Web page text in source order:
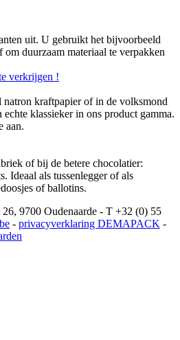
uit. U gebruikt het bijvoorbeeld
om duurzaam materiaal te verpakken
kraftpapier of in de volksmond
klassieker in ons product gamma.
aan.
of bij de betere chocolatier:
Ideaal als tussenlegger of als
of ballotins.
9700 Oudenaarde - T +32 (0) 55
- privacyverklaring DEMAPACK -